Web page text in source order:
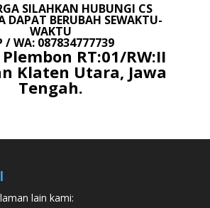
SILAHKAN HUBUNGI CS
DAPAT BERUBAH SEWAKTU-
WAKTU
/ WA: 087834777739
RT:01/RW:II
Klaten Utara, Jawa
Tengah.
lain kami: